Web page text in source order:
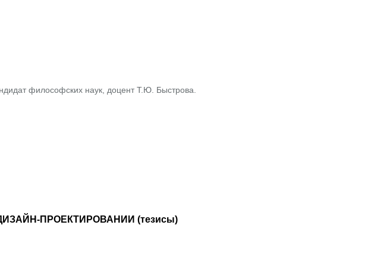
философских наук, доцент Т.Ю. Быстрова.
ПРОЕКТИРОВАНИИ (тезисы)